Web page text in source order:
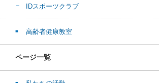
IDスポーツクラブ
高齢者健康教室
ページ一覧